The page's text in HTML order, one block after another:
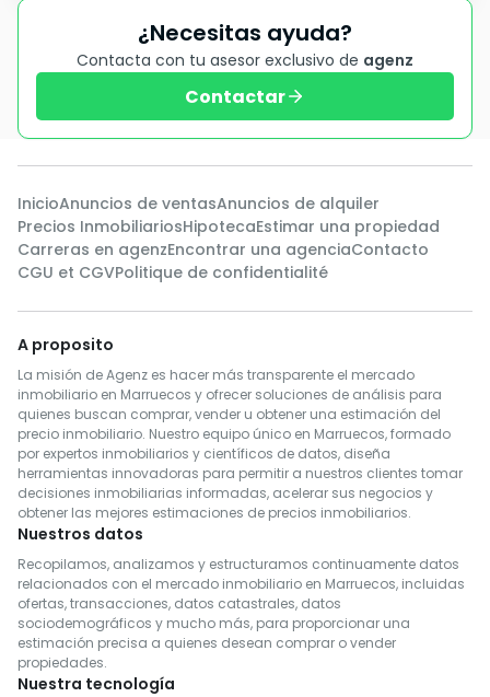
¿Necesitas ayuda?
Contacta con tu asesor exclusivo de agenz
Contactar
InicioAnuncios de ventasAnuncios de alquiler
Precios InmobiliariosHipotecaEstimar una propiedad
Carreras en agenzEncontrar una agenciaContacto
CGU et CGVPolitique de confidentialité
A proposito
La misión de Agenz es hacer más transparente el mercado
inmobiliario en Marruecos y ofrecer soluciones de análisis para
quienes buscan comprar, vender u obtener una estimación del
precio inmobiliario. Nuestro equipo único en Marruecos, formado
por expertos inmobiliarios y científicos de datos, diseña
herramientas innovadoras para permitir a nuestros clientes tomar
decisiones inmobiliarias informadas, acelerar sus negocios y
obtener las mejores estimaciones de precios inmobiliarios.
Nuestros datos
Recopilamos, analizamos y estructuramos continuamente datos
relacionados con el mercado inmobiliario en Marruecos, incluidas
ofertas, transacciones, datos catastrales, datos
sociodemográficos y mucho más, para proporcionar una
estimación precisa a quienes desean comprar o vender
propiedades.
Nuestra tecnología